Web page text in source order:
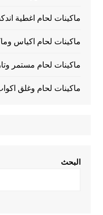
ماكينات لحام اغطية
ماكينات لحام اكياس
ماكينات لحام مستمر
ماكينات لحام وغلق
البحث